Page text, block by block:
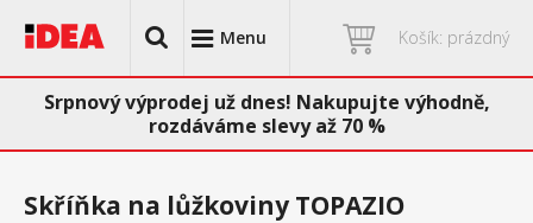
Menu Košík: prázdný
Srpnový výprodej už dnes! Nakupujte výhodně,
rozdáváme slevy až 70 %
Skříňka na lůžkoviny TOPAZIO